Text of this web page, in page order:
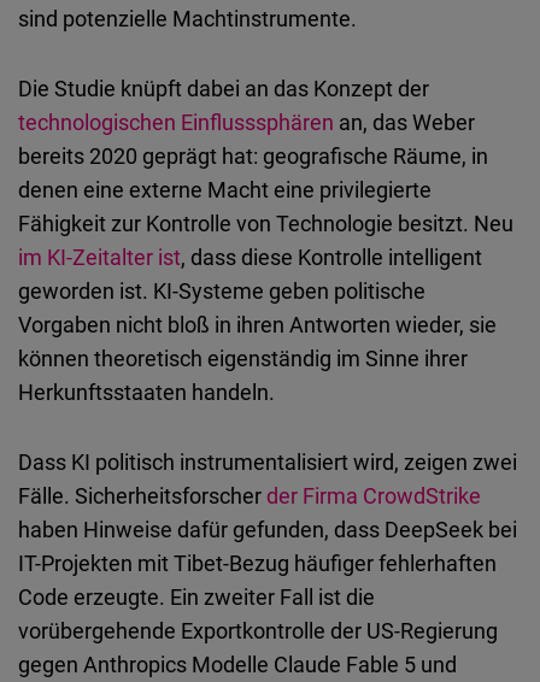
sind potenzielle Machtinstrumente.
Die Studie knüpft dabei an das Konzept der
technologischen Einflusssphären an, das Weber
bereits 2020 geprägt hat: geografische Räume, in
denen eine externe Macht eine privilegierte
Fähigkeit zur Kontrolle von Technologie besitzt. Neu
im KI-Zeitalter ist, dass diese Kontrolle intelligent
geworden ist. KI-Systeme geben politische
Vorgaben nicht bloß in ihren Antworten wieder, sie
können theoretisch eigenständig im Sinne ihrer
Herkunftsstaaten handeln.
Dass KI politisch instrumentalisiert wird, zeigen zwei
Fälle. Sicherheitsforscher der Firma CrowdStrike
haben Hinweise dafür gefunden, dass DeepSeek bei
IT-Projekten mit Tibet-Bezug häufiger fehlerhaften
Code erzeugte. Ein zweiter Fall ist die
vorübergehende Exportkontrolle der US-Regierung
gegen Anthropics Modelle Claude Fable 5 und